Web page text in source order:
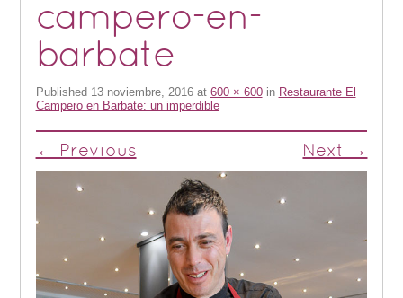
campero-en-
barbate
Published 13 noviembre, 2016at 600 × 600in Restaurante El
Campero en Barbate: un imperdible
← Previous Next →